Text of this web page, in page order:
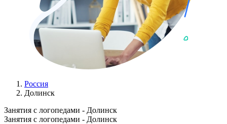
Россия
Долинск
Занятия с логопедами - Долинск
Занятия с логопедами - Долинск